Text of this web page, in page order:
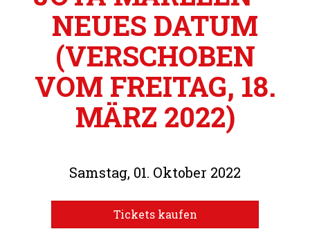
NEUES DATUM
(VERSCHOBEN
VOM FREITAG, 18.
MÄRZ 2022)
Samstag, 01. Oktober 2022
Tickets kaufen